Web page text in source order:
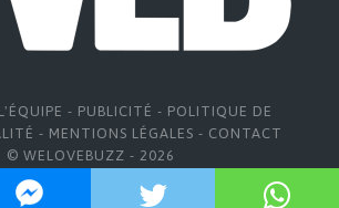
- PUBLICITÉ - POLITIQUE DE
- MENTIONS LÉGALES - CONTACT
© WELOVEBUZZ - 2026